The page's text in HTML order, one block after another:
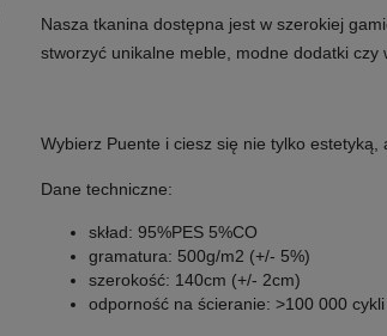
Nasza tkanina dostępna jest w szerokiej
stworzyć unikalne meble, modne dodatki czy
Wybierz Puente i ciesz się nie tylko
Dane techniczne:
skład: 95%PES 5%CO
gramatura: 500g/m2 (+/- 5%)
szerokość: 140cm (+/- 2cm)
odporność na ścieranie: >100 000 cykli